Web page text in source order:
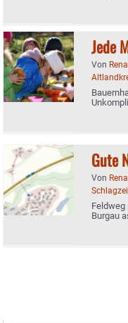
Jede
Von
Gute
Von
Feldweg
Burgau